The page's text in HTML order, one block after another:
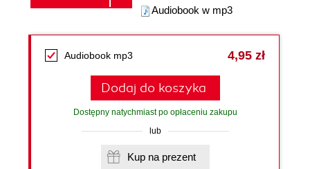
Audiobook w mp3
Audiobook mp3 4,95 zł
Dodaj do koszyka
Dostępny natychmiast po opłaceniu zakupu
lub
Kup na prezent